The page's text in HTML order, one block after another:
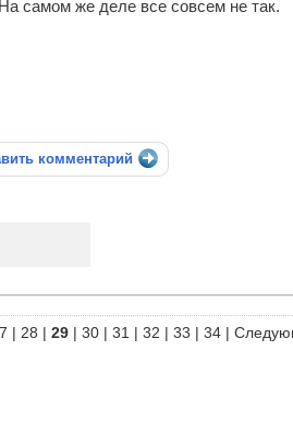
самом же деле все совсем не так.
комментарий
| 28 | 29 | 30 | 31 | 32 | 33 | 34 |